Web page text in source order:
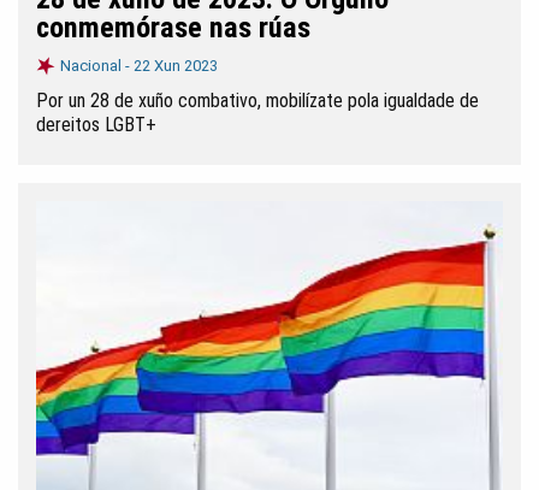
conmemórase nas rúas
Nacional - 22 Xun 2023
Por un 28 de xuño combativo, mobilízate pola igualdade de
dereitos LGBT+